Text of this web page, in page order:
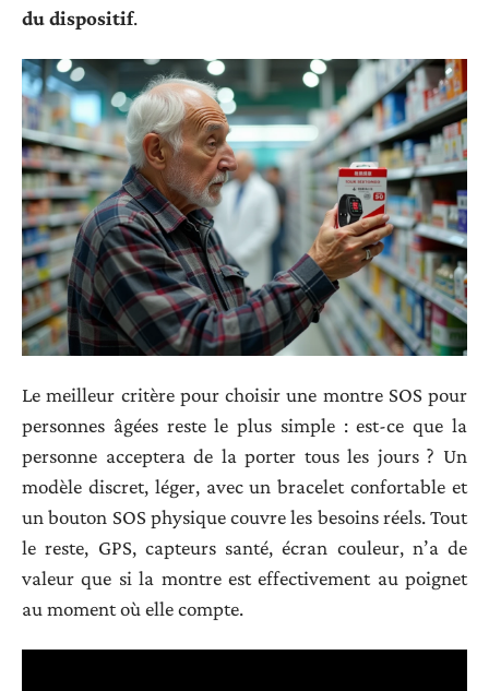
du dispositif.
Le meilleur critère pour choisir une montre SOS pour
personnes âgées reste le plus simple : est-ce que la
personne acceptera de la porter tous les jours ? Un
modèle discret, léger, avec un bracelet confortable et
un bouton SOS physique couvre les besoins réels. Tout
le reste, GPS, capteurs santé, écran couleur, n’a de
valeur que si la montre est effectivement au poignet
au moment où elle compte.